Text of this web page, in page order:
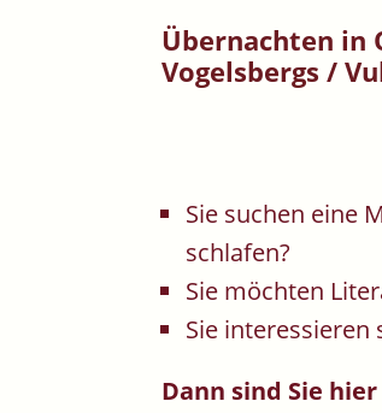
Übernachten in
Vogelsbergs /
Sie suchen eine
schlafen?
Sie möchten
Sie interessieren
Dann sind Sie